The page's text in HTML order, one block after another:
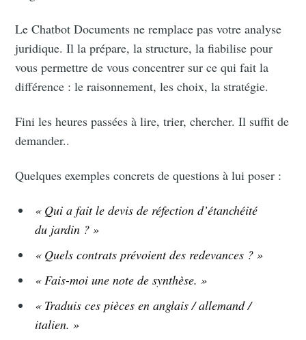
Le Chatbot Documents ne remplace pas votre analyse
juridique. Il la prépare, la structure, la fiabilise pour
vous permettre de vous concentrer sur ce qui fait la
différence : le raisonnement, les choix, la stratégie.
Fini les heures passées à lire, trier, chercher. Il suffit de
demander..
Quelques exemples concrets de questions à lui poser :
« Qui a fait le devis de réfection d’étanchéité
du jardin ? »
« Quels contrats prévoient des redevances ? »
« Fais-moi une note de synthèse. »
« Traduis ces pièces en anglais / allemand /
italien. »